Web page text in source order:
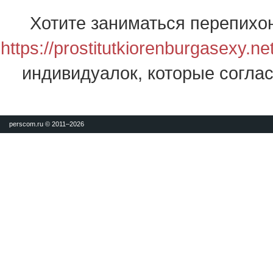
Хотите заниматься
https://
индивидуалок, которые
perscom.ru © 2011–2026